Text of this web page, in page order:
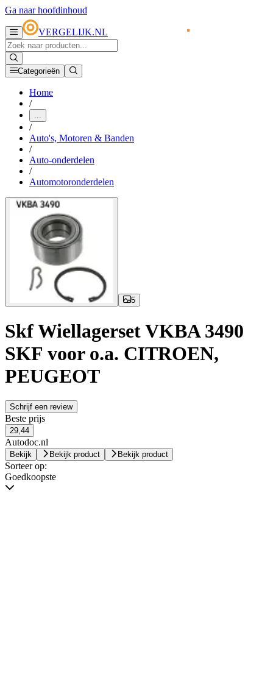
Ga naar hoofdinhoud
VERGELIJK.NL
Categorieën
Home
/
...
/
Auto's, Motoren & Banden
/
Auto-onderdelen
/
Automotoronderdelen
5
Skf Wiellagerset VKBA 3490
SKF voor o.a. CITROEN,
PEUGEOT
Schrijf een review
Beste prijs
29,44
Autodoc.nl
Bekijk Bekijk product Bekijk product
Sorteer op:
Goedkoopste